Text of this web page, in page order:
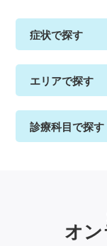
症状で探す
エリアで探す
診療科目で探す
オ